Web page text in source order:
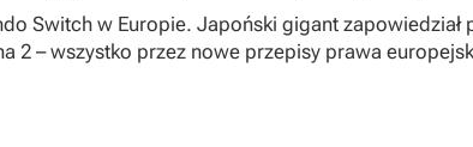
Switch w Europie. Japoński gigant
2 – wszystko przez nowe przepisy prawa